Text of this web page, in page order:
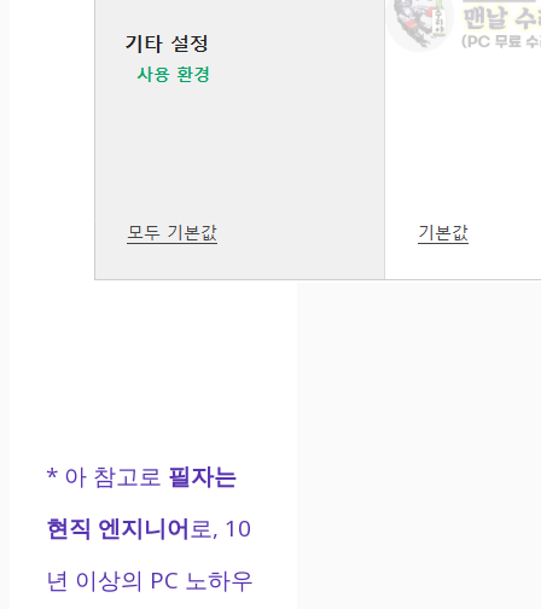
* 아 참고로 필자는
현직 엔지니어로, 10
년 이상의 PC 노하우